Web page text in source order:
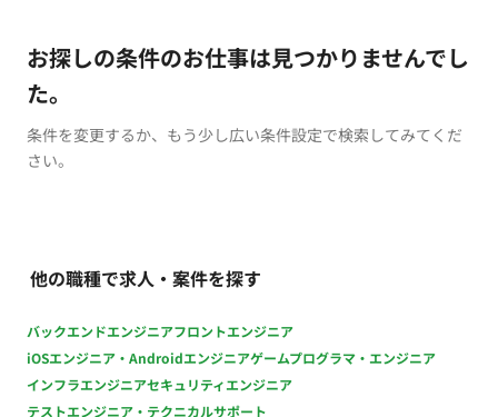
お探しの条件のお仕事は見つかりませんでし
た。
条件を変更するか、もう少し広い条件設定で検索してみてくだ
さい。
他の職種で求人・案件を探す
バックエンドエンジニアフロントエンジニア
iOSエンジニア・Androidエンジニアゲームプログラマ・エンジニア
インフラエンジニアセキュリティエンジニア
テストエンジニア・テクニカルサポート